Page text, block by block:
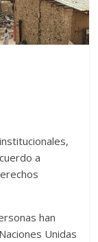
a
han
Unidas